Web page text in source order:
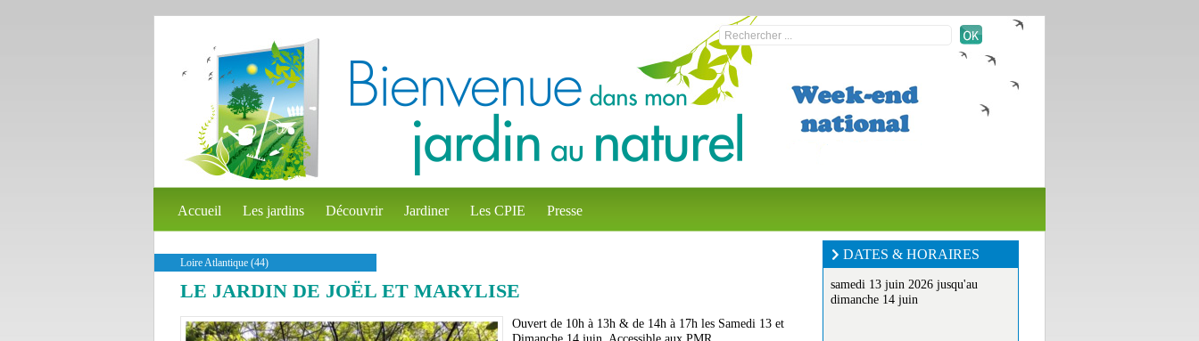
Accueil Les jardins Découvrir Jardiner Les CPIE Presse
Loire Atlantique (44)
LE JARDIN DE JOËL ET MARYLISE
Ouvert de 10h à 13h & de 14h à 17h les Samedi 13 et
DATES & HORAIRES
samedi 13 juin 2026 jusqu'au
dimanche 14 juin